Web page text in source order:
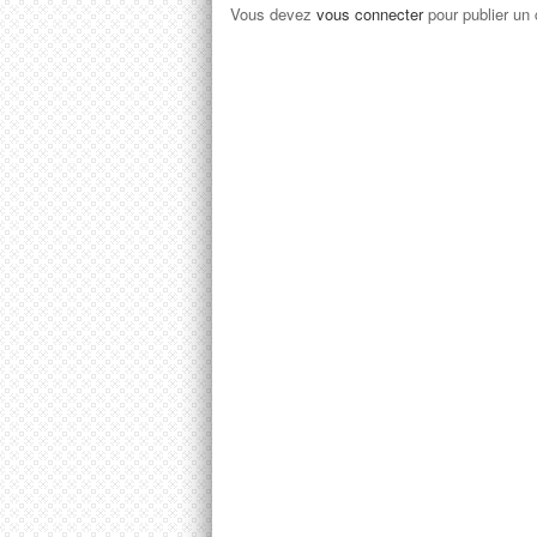
Vous devez vous connecterpour publier un